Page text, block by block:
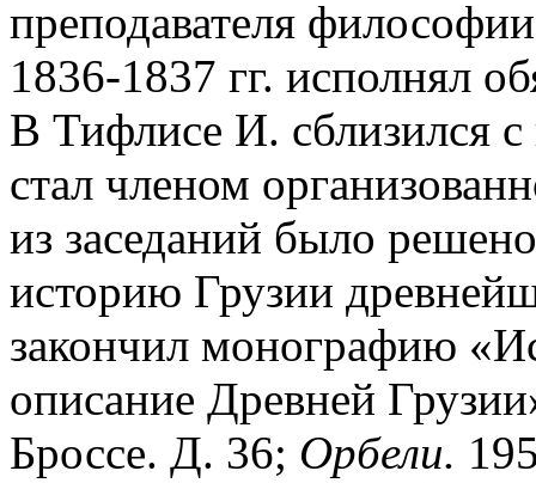
преподавателя
1836-1837 гг. исполнял
В Тифлисе И. сблизился
стал членом
из заседаний было
историю Грузии
закончил монографию
описание Древней
Броссе. Д. 36; Орбели.